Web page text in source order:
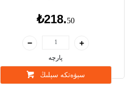
₺218.50
پارچە
سېۋەتكە سېلىڭ